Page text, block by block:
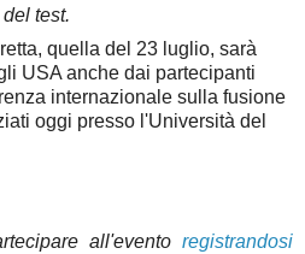
test.
quella del 23 luglio, sarà
USA anche dai partecipanti
internazionale sulla fusione
oggi presso l'Università del
all'evento registrandosi